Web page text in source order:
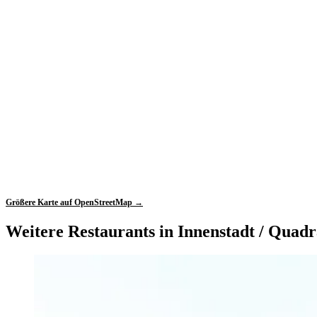
Größere Karte auf OpenStreetMap →
Weitere Restaurants in Innenstadt /